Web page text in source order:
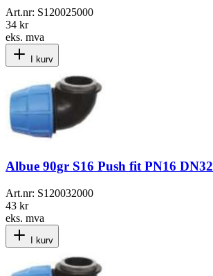
Art.nr: S120025000
34 kr
eks. mva
I kurv
Albue 90gr S16 Push fit PN16 DN32
Art.nr: S120032000
43 kr
eks. mva
I kurv